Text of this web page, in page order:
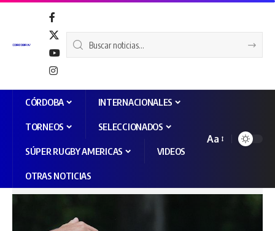
CÓRDOBA INTERNACIONALES
TORNEOS SELECCIONADOS
SÚPER RUGBY AMERICAS VIDEOS
OTRAS NOTICIAS
Aa